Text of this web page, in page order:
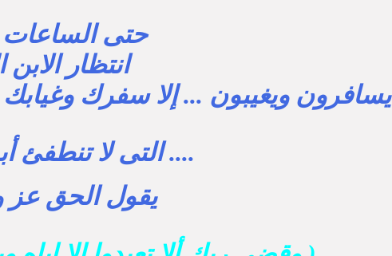
حتى الساعات
انتظار
يسافرون ويغيبون ... إلا سفرك
.... التى لا تنطفئ
يقول الحق عز